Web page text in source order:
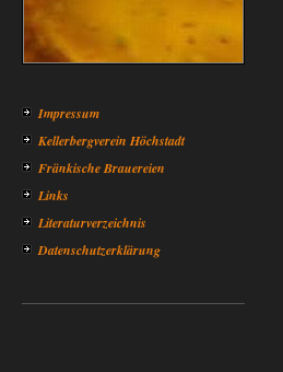
Impressum
Kellerbergverein Höchstadt
Fränkische Brauereien
Links
Literaturverzeichnis
Datenschutzerklärung